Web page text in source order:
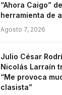
“Ahora Caigo”
herramienta de
Agosto 7, 2026
Julio César
Nicolás Larraín
“Me provoca
clasista”